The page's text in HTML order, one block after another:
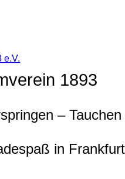
1893
– Tauchen
in Frankfurt